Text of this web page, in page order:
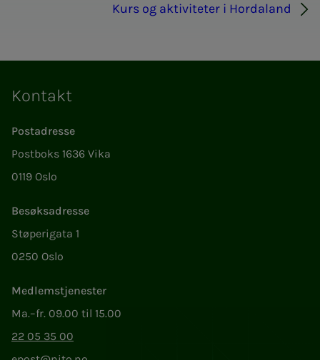
Kurs og aktiviteter i Hordaland
Kontakt
Postadresse
Postboks 1636 Vika
0119 Oslo
Besøksadresse
Støperigata 1
0250 Oslo
Medlemstjenester
Ma.–fr. 09.00 til 15.00
22 05 35 00